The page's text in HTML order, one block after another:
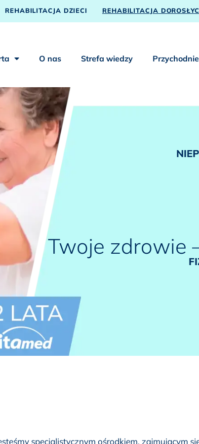
REHABILITACJA DZIECI REHABILITACJA
O nas Strefa wiedzy
Twoje zdrowie
specjalistycznym ośrodkiem, zajmującym